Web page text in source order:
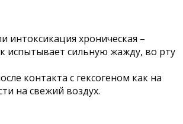
интоксикация хроническая –
испытывает сильную жажду, во рту
контакта с гексогеном как на
на свежий воздух.